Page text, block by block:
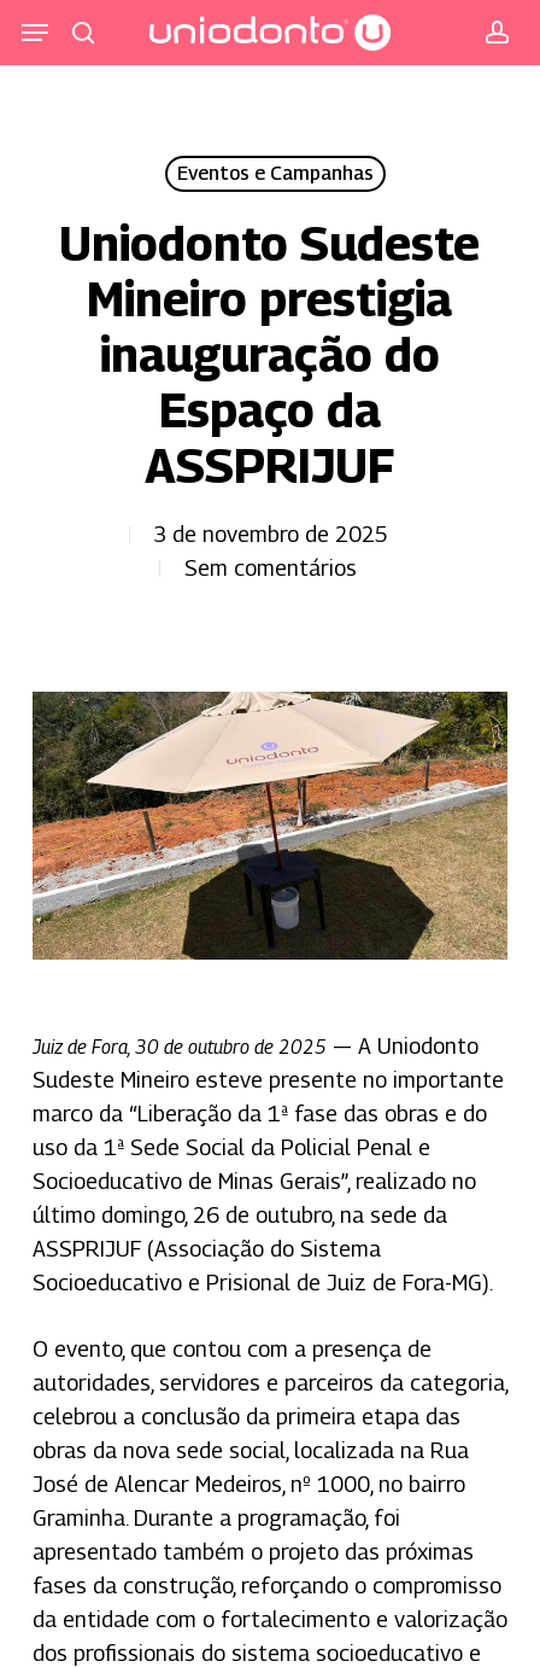
para
Menu
Eventos e Campanhas
Uniodonto Sudeste
Mineiro prestigia
inauguração do
Espaço da
ASSPRIJUF
3 de novembro de 2025
Sem comentários
Juiz de Fora, 30 de outubro de 2025 — A Uniodonto
Sudeste Mineiro esteve presente no importante
marco da “Liberação da 1ª fase das obras e do
uso da 1ª Sede Social da Policial Penal e
Socioeducativo de Minas Gerais”, realizado no
último domingo, 26 de outubro, na sede da
ASSPRIJUF (Associação do Sistema
Socioeducativo e Prisional de Juiz de Fora-MG).
O evento, que contou com a presença de
autoridades, servidores e parceiros da categoria,
celebrou a conclusão da primeira etapa das
obras da nova sede social, localizada na Rua
José de Alencar Medeiros, nº 1000, no bairro
Graminha. Durante a programação, foi
apresentado também o projeto das próximas
fases da construção, reforçando o compromisso
da entidade com o fortalecimento e valorização
dos profissionais do sistema socioeducativo e